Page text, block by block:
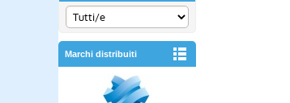
Marchi distribuiti